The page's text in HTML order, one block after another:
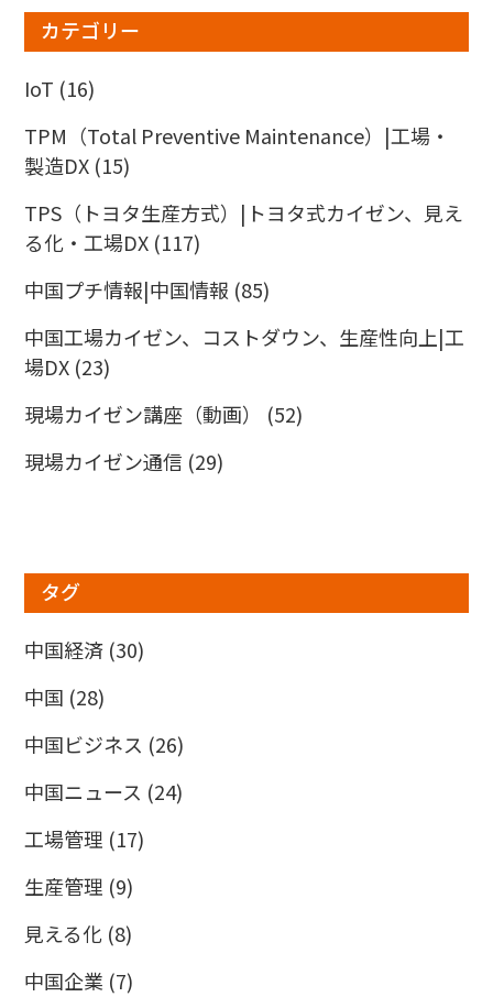
ン
ー
カテゴリー
IoT (16)
TPM（Total Preventive Maintenance）|工場・
製造DX (15)
TPS（トヨタ生産方式）|トヨタ式カイゼン、見え
る化・工場DX (117)
中国プチ情報|中国情報 (85)
中国工場カイゼン、コストダウン、生産性向上|工
場DX (23)
現場カイゼン講座（動画） (52)
現場カイゼン通信 (29)
タグ
中国経済 (30)
中国 (28)
中国ビジネス (26)
中国ニュース (24)
工場管理 (17)
生産管理 (9)
見える化 (8)
中国企業 (7)